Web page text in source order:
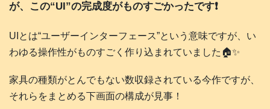
が、この“UI”の完成度がものすごかったです❗️
UIとは“ユーザーインターフェース”という意味ですが、い
わゆる操作性がものすごく作り込まれていました🏠️✨
家具の種類がとんでもない数収録されている今作ですが、
それらをまとめる下画面の構成が見事！